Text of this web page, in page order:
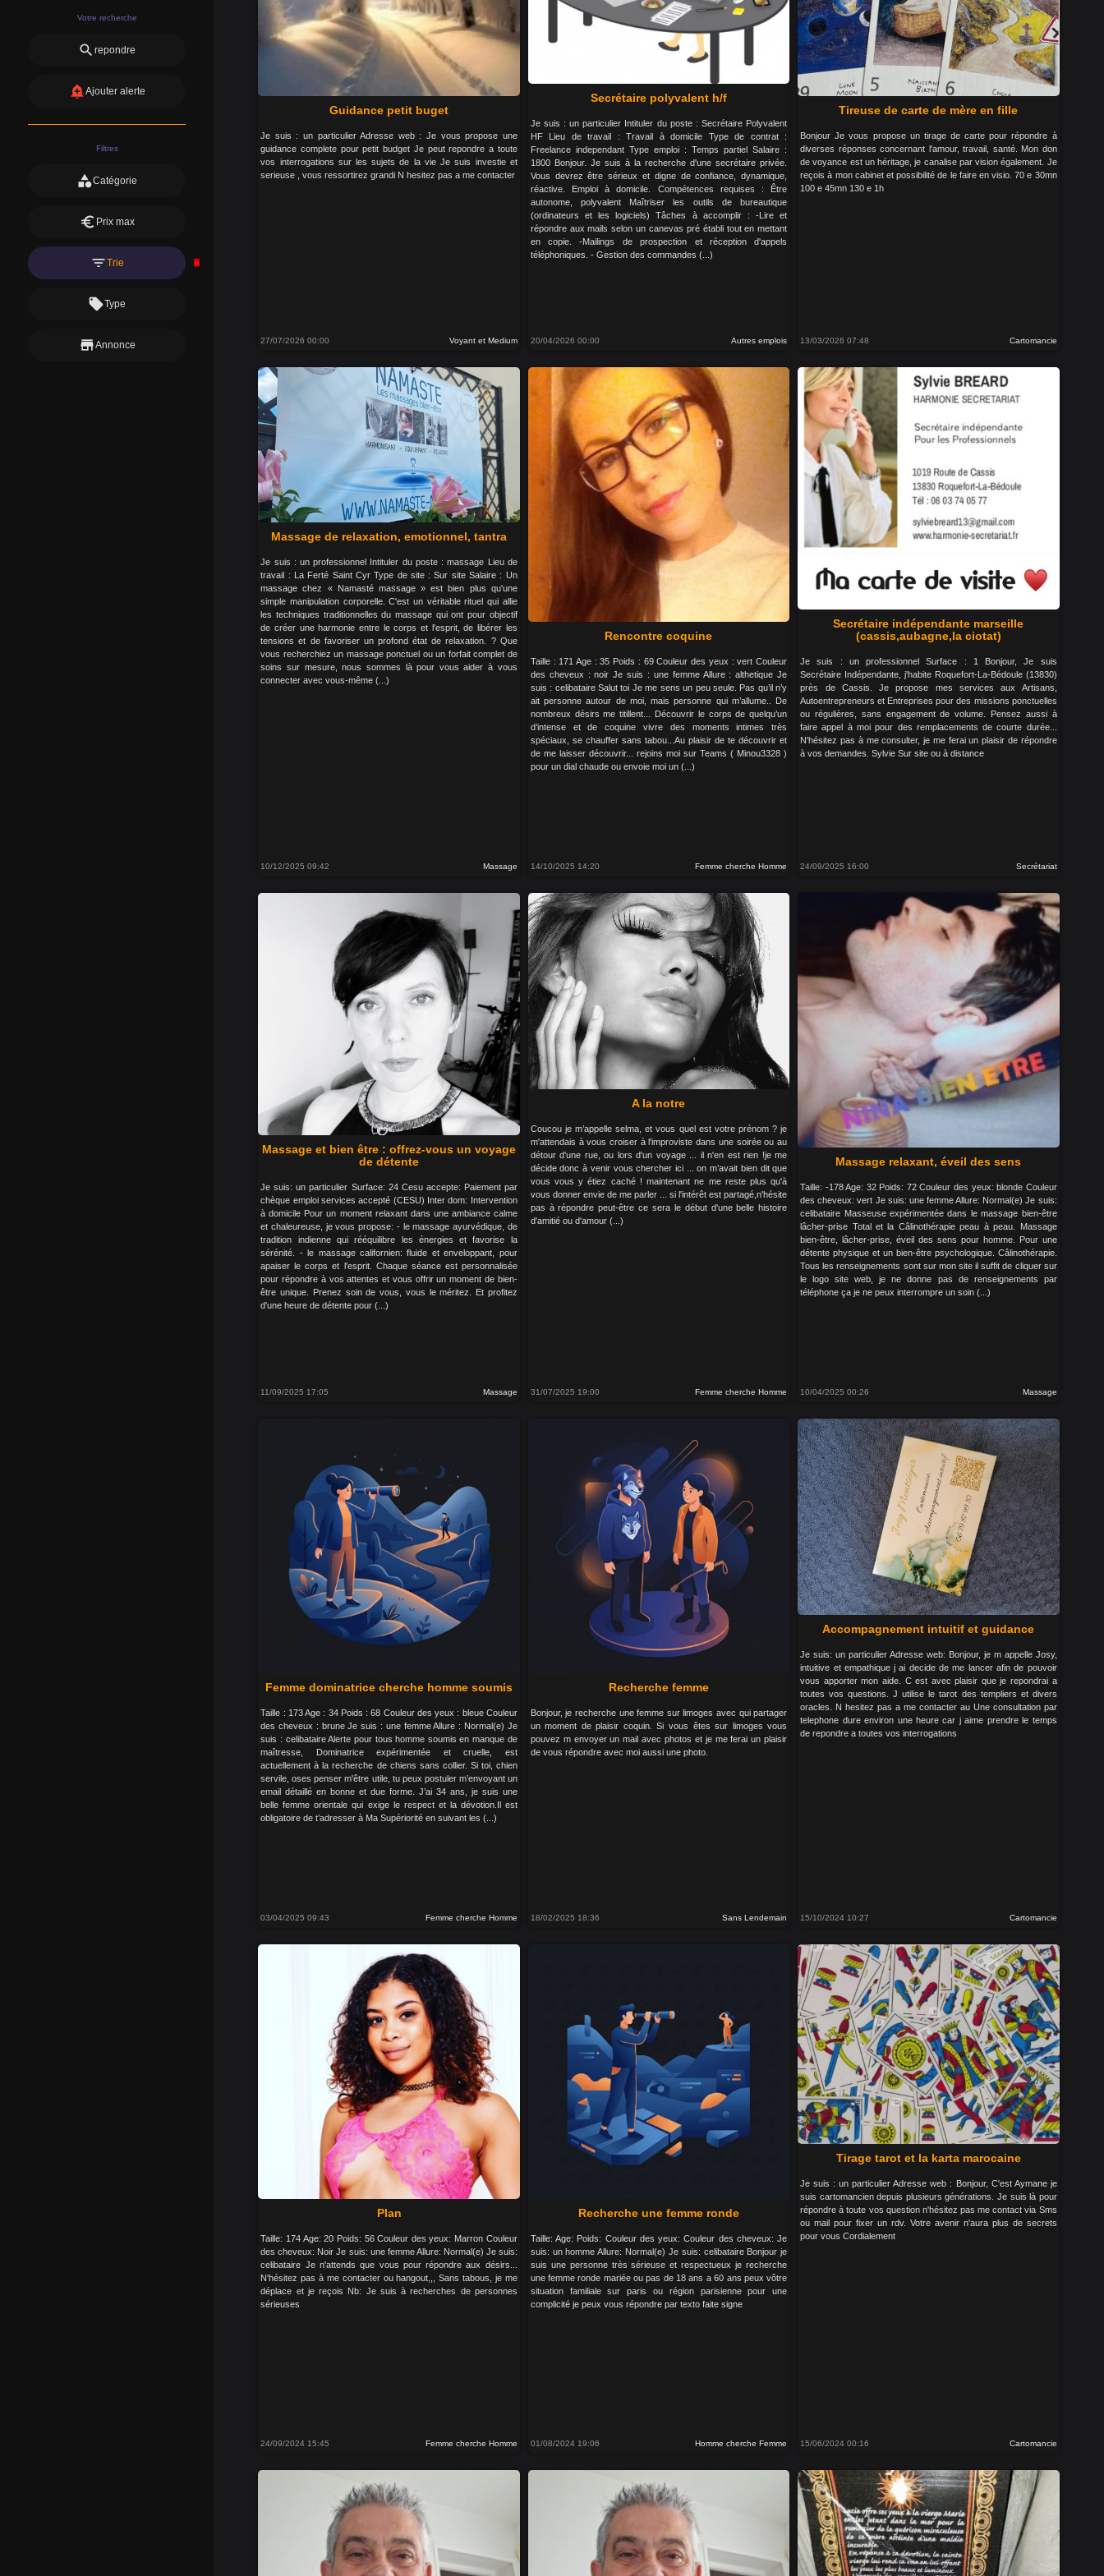
Votre recherche
search repondre
add_alertAjouter alerte
Filtres
categoryCatégorie
euro Prix max
filter_listTrie delete
local_offerType
storeAnnonce
Guidance petit buget
Je suis : un particulier Adresse web : Je vous propose une
guidance complete pour petit budget Je peut repondre a toute
vos interrogations sur les sujets de la vie Je suis investie et
serieuse , vous ressortirez grandi N hesitez pas a me contacter
27/07/2026 00:00 Voyant et Medium
Secrétaire polyvalent h/f
Je suis : un particulier Intituler du poste : Secrétaire Polyvalent
HF Lieu de travail : Travail à domicile Type de contrat :
Freelance independant Type emploi : Temps partiel Salaire :
1800 Bonjour. Je suis à la recherche d'une secrétaire privée.
Vous devrez être sérieux et digne de confiance, dynamique,
réactive. Emploi à domicile. Compétences requises : Être
autonome, polyvalent Maîtriser les outils de bureautique
(ordinateurs et les logiciels) Tâches à accomplir : -Lire et
répondre aux mails selon un canevas pré établi tout en mettant
en copie. -Mailings de prospection et réception d'appels
téléphoniques. - Gestion des commandes (...)
20/04/2026 00:00 Autres emplois
Tireuse de carte de mère en fille
Bonjour Je vous propose un tirage de carte pour répondre à
diverses réponses concernant l'amour, travail, santé. Mon don
de voyance est un héritage, je canalise par vision également. Je
reçois à mon cabinet et possibilité de le faire en visio. 70 e 30mn
100 e 45mn 130 e 1h
13/03/2026 07:48 Cartomancie
Massage de relaxation, emotionnel, tantra
Je suis : un professionnel Intituler du poste : massage Lieu de
travail : La Ferté Saint Cyr Type de site : Sur site Salaire : Un
massage chez « Namasté massage » est bien plus qu'une
simple manipulation corporelle. C'est un véritable rituel qui allie
les techniques traditionnelles du massage qui ont pour objectif
de créer une harmonie entre le corps et l'esprit, de libérer les
tensions et de favoriser un profond état de relaxation. ? Que
vous recherchiez un massage ponctuel ou un forfait complet de
soins sur mesure, nous sommes là pour vous aider à vous
connecter avec vous-même (...)
10/12/2025 09:42 Massage
Rencontre coquine
Taille : 171 Age : 35 Poids : 69 Couleur des yeux : vert Couleur
des cheveux : noir Je suis : une femme Allure : althetique Je
suis : celibataire Salut toi Je me sens un peu seule. Pas qu’il n’y
ait personne autour de moi, mais personne qui m’allume.. De
nombreux désirs me titillent... Découvrir le corps de quelqu’un
d’intense et de coquine vivre des moments intimes très
spéciaux, se chauffer sans tabou...Au plaisir de te découvrir et
de me laisser découvrir... rejoins moi sur Teams ( Minou3328 )
pour un dial chaude ou envoie moi un (...)
14/10/2025 14:20 Femme cherche Homme
Secrétaire indépendante marseille
(cassis,aubagne,la ciotat)
Je suis : un professionnel Surface : 1 Bonjour, Je suis
Secrétaire Indépendante, j'habite Roquefort-La-Bédoule (13830)
près de Cassis. Je propose mes services aux Artisans,
Autoentrepreneurs et Entreprises pour des missions ponctuelles
ou régulières, sans engagement de volume. Pensez aussi à
faire appel à moi pour des remplacements de courte durée...
N'hésitez pas à me consulter, je me ferai un plaisir de répondre
à vos demandes. Sylvie Sur site ou à distance
24/09/2025 16:00 Secrétariat
Massage et bien être : offrez-vous un voyage
de détente
Je suis: un particulier Surface: 24 Cesu accepte: Paiement par
chèque emploi services accepté (CESU) Inter dom: Intervention
à domicile Pour un moment relaxant dans une ambiance calme
et chaleureuse, je vous propose: - le massage ayurvédique, de
tradition indienne qui rééquilibre les énergies et favorise la
sérénité. - le massage californien: fluide et enveloppant, pour
apaiser le corps et l'esprit. Chaque séance est personnalisée
pour répondre à vos attentes et vous offrir un moment de bien-
être unique. Prenez soin de vous, vous le méritez. Et profitez
d'une heure de détente pour (...)
11/09/2025 17:05 Massage
A la notre
Coucou je m’appelle selma, et vous quel est votre prénom ? je
m'attendais à vous croiser à l'improviste dans une soirée ou au
détour d'une rue, ou lors d'un voyage ... il n'en est rien !je me
décide donc à venir vous chercher ici ... on m’avait bien dit que
vous vous y étiez caché ! maintenant ne me reste plus qu'à
vous donner envie de me parler ... si l'intérêt est partagé,n'hésite
pas à répondre peut-être ce sera le début d'une belle histoire
d'amitié ou d'amour (...)
31/07/2025 19:00 Femme cherche Homme
Massage relaxant, éveil des sens
Taille: -178 Age: 32 Poids: 72 Couleur des yeux: blonde Couleur
des cheveux: vert Je suis: une femme Allure: Normal(e) Je suis:
celibataire Masseuse expérimentée dans le massage bien-être
lâcher-prise Total et la Câlinothérapie peau à peau. Massage
bien-être, lâcher-prise, éveil des sens pour homme. Pour une
détente physique et un bien-être psychologique. Câlinothérapie.
Tous les renseignements sont sur mon site il suffit de cliquer sur
le logo site web, je ne donne pas de renseignements par
téléphone ça je ne peux interrompre un soin (...)
10/04/2025 00:26 Massage
Femme dominatrice cherche homme soumis
Taille : 173 Age : 34 Poids : 68 Couleur des yeux : bleue Couleur
des cheveux : brune Je suis : une femme Allure : Normal(e) Je
suis : celibataire Alerte pour tous homme soumis en manque de
maîtresse, Dominatrice expérimentée et cruelle, est
actuellement à la recherche de chiens sans collier. Si toi, chien
servile, oses penser m'être utile, tu peux postuler m’envoyant un
email détaillé en bonne et due forme. J’ai 34 ans, je suis une
belle femme orientale qui exige le respect et la dévotion.Il est
obligatoire de t’adresser à Ma Supériorité en suivant les (...)
03/04/2025 09:43 Femme cherche Homme
Recherche femme
Bonjour, je recherche une femme sur limoges avec qui partager
un moment de plaisir coquin. Si vous êtes sur limoges vous
pouvez m envoyer un mail avec photos et je me ferai un plaisir
de vous répondre avec moi aussi une photo.
18/02/2025 18:36 Sans Lendemain
Accompagnement intuitif et guidance
Je suis: un particulier Adresse web: Bonjour, je m appelle Josy,
intuitive et empathique j ai decide de me lancer afin de pouvoir
vous apporter mon aide. C est avec plaisir que je repondrai a
toutes vos questions. J utilise le tarot des templiers et divers
oracles. N hesitez pas a me contacter au Une consultation par
telephone dure environ une heure car j aime prendre le temps
de repondre a toutes vos interrogations
15/10/2024 10:27 Cartomancie
Plan
Taille: 174 Age: 20 Poids: 56 Couleur des yeux: Marron Couleur
des cheveux: Noir Je suis: une femme Allure: Normal(e) Je suis:
celibataire Je n'attends que vous pour répondre aux désirs...
N'hésitez pas à me contacter ou hangout,,, Sans tabous, je me
déplace et je reçois Nb: Je suis à recherches de personnes
sérieuses
24/09/2024 15:45 Femme cherche Homme
Recherche une femme ronde
Taille: Age: Poids: Couleur des yeux: Couleur des cheveux: Je
suis: un homme Allure: Normal(e) Je suis: celibataire Bonjour je
suis une personne très sérieuse et respectueux je recherche
une femme ronde mariée ou pas de 18 ans a 60 ans peux vôtre
situation familiale sur paris ou région parisienne pour une
complicité je peux vous répondre par texto faite signe
01/08/2024 19:06 Homme cherche Femme
Tirage tarot et la karta marocaine
Je suis : un particulier Adresse web : Bonjour, C'est Aymane je
suis cartomancien depuis plusieurs générations. Je suis là pour
répondre à toute vos question n'hésitez pas me contact via Sms
ou mail pour fixer un rdv. Votre avenir n'aura plus de secrets
pour vous Cordialement
15/06/2024 00:16 Cartomancie